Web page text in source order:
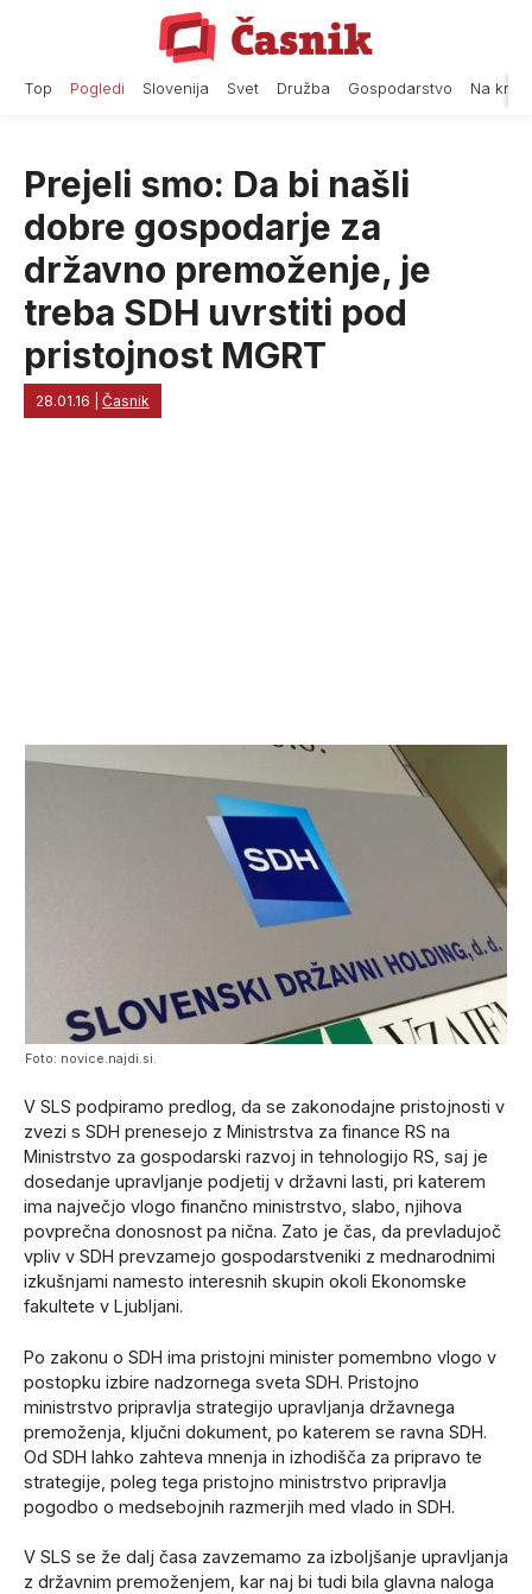
Top Pogledi Slovenija Svet Družba Gospodarstvo Na
Prejeli smo: Da bi našli
dobre gospodarje za
državno premoženje, je
treba SDH uvrstiti pod
pristojnost MGRT
28.01.16 Časnik
Foto: novice.najdi.si.
V SLS podpiramo predlog, da se zakonodajne pristojnosti v
zvezi s SDH prenesejo z Ministrstva za finance RS na
Ministrstvo za gospodarski razvoj in tehnologijo RS, saj je
dosedanje upravljanje podjetij v državni lasti, pri katerem
ima največjo vlogo finančno ministrstvo, slabo, njihova
povprečna donosnost pa nična. Zato je čas, da prevladujoč
vpliv v SDH prevzamejo gospodarstveniki z mednarodnimi
izkušnjami namesto interesnih skupin okoli Ekonomske
fakultete v Ljubljani.
Po zakonu o SDH ima pristojni minister pomembno vlogo v
postopku izbire nadzornega sveta SDH. Pristojno
ministrstvo pripravlja strategijo upravljanja državnega
premoženja, ključni dokument, po katerem se ravna SDH.
Od SDH lahko zahteva mnenja in izhodišča za pripravo te
strategije, poleg tega pristojno ministrstvo pripravlja
pogodbo o medsebojnih razmerjih med vlado in SDH.
V SLS se že dalj časa zavzemamo za izboljšanje upravljanja
z državnim premoženjem, kar naj bi tudi bila glavna naloga